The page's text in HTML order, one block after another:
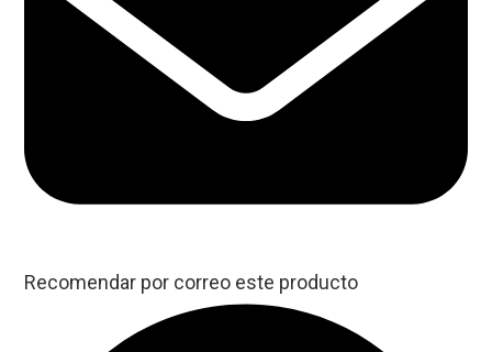
Recomendar por correo este producto